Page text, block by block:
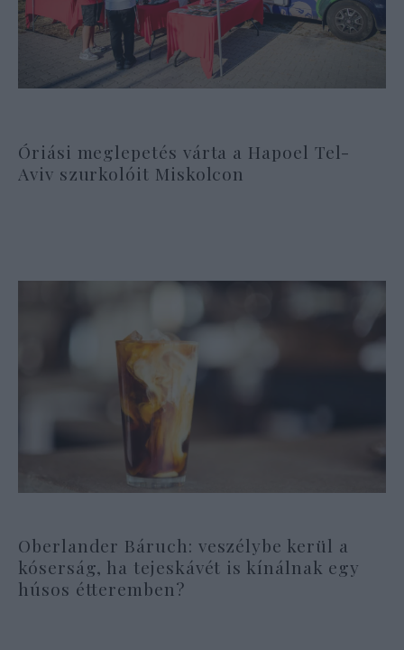
Óriási meglepetés várta a Hapoel Tel-
Aviv szurkolóit Miskolcon
Oberlander Báruch: veszélybe kerül a
kóserság, ha tejeskávét is kínálnak egy
húsos étteremben?